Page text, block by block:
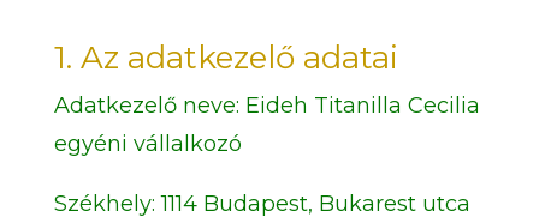
1. Az adatkezelő adatai
Adatkezelő neve: Eideh Titanilla Cecilia
egyéni vállalkozó
Székhely:1114 Budapest, Bukarest utca